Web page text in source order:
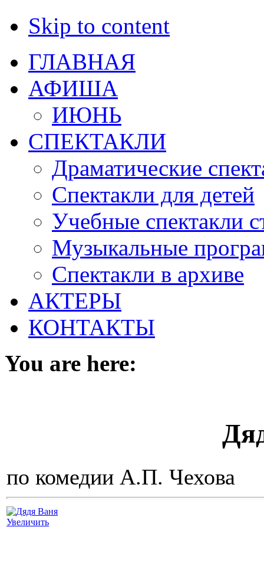
Skip to content
ГЛАВНАЯ
АФИША
ИЮНЬ
СПЕКТАКЛИ
Драматические
Спектакли для детей
Учебные спектакли
Музыкальные
Спектакли в архиве
АКТЕРЫ
КОНТАКТЫ
You are here:
по комедии А.П. Чехова
Увеличить